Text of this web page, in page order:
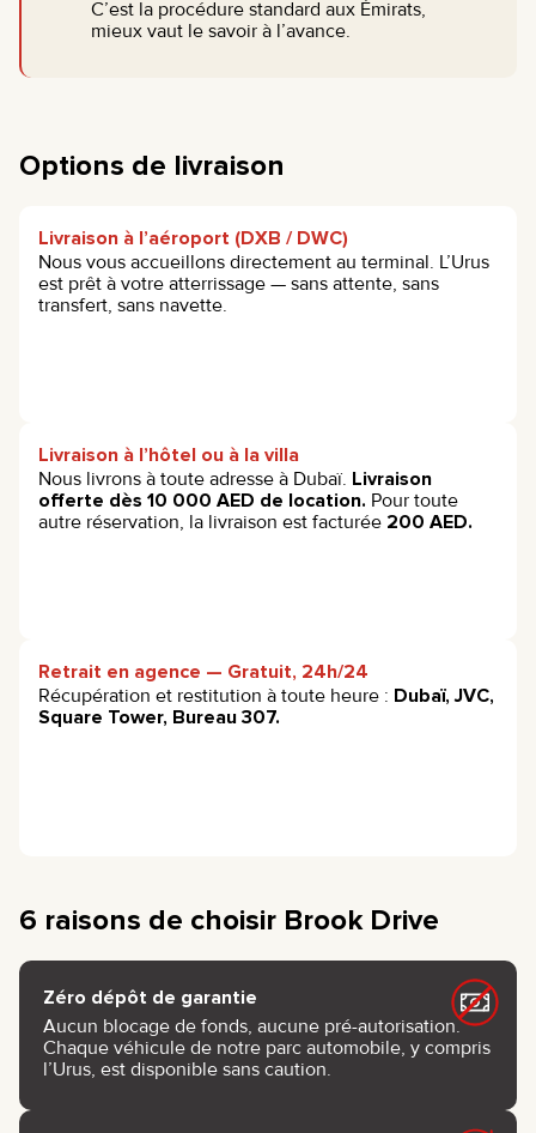
C’est la procédure standard aux Émirats,
mieux vaut le savoir à l’avance.
Options de livraison
Livraison à l’aéroport (DXB / DWC)
Nous vous accueillons directement au terminal. L’Urus
est prêt à votre atterrissage — sans attente, sans
transfert, sans navette.
Livraison à l’hôtel ou à la villa
Nous livrons à toute adresse à Dubaï. Livraison
offerte dès 10 000 AED de location. Pour toute
autre réservation, la livraison est facturée 200 AED.
Retrait en agence — Gratuit, 24h/24
Récupération et restitution à toute heure : Dubaï, JVC,
Square Tower, Bureau 307.
6 raisons de choisir Brook Drive
Zéro dépôt de garantie
Aucun blocage de fonds, aucune pré-autorisation.
Chaque véhicule de notre parc automobile, y compris
l’Urus, est disponible sans caution.